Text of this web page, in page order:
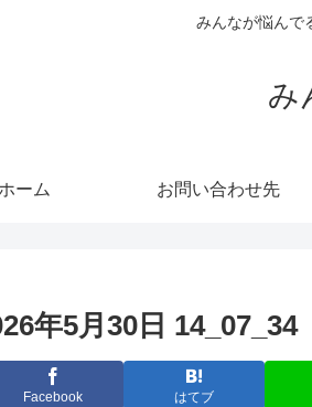
みんなが悩んで
み
ホーム お問い合わせ先
年5月30日 14_07_34
Facebook はてブ